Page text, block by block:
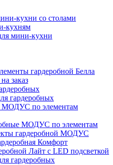
кухни со столами
кухням
мини-кухни
гардеробной Белла
заказ
гардеробных
МОДУС по элементам
МОДУС по элементам
гардеробной МОДУС
Комфорт
Лайт с LED подсветкой
гардеробных